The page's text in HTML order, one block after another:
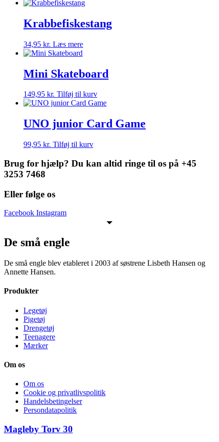
Krabbefiskestang
34,95 kr. Læs mere
Mini Skateboard
149,95 kr. Tilføj til kurv
UNO junior Card Game
99,95 kr. Tilføj til kurv
Brug for hjælp? Du kan altid ringe til os på +45
3253 7468
Eller følge os
Facebook Instagram
De små engle
De små engle blev etableret i 2003 af søstrene Lisbeth Hansen og
Annette Hansen.
Produkter
Legetøj
Pigetøj
Drengetøj
Teenagere
Mærker
Om os
Om os
Cookie og privatlivspolitik
Handelsbetingelser
Persondatapolitik
Magleby Torv 30